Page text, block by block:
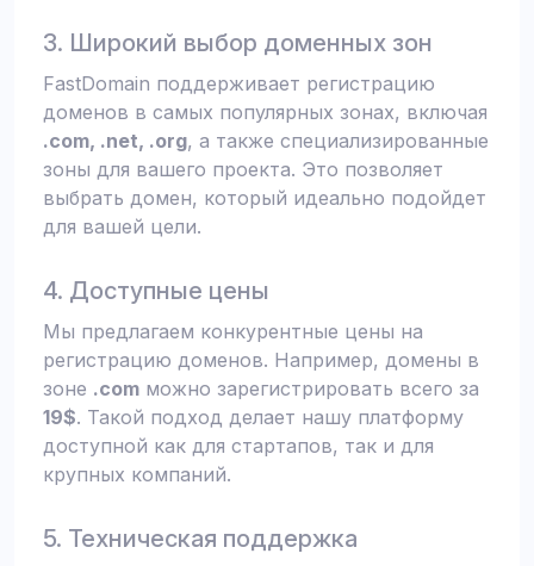
3. Широкий выбор доменных зон
FastDomain поддерживает регистрацию
доменов в самых популярных зонах, включая
.com, .net, .org, а также специализированные
зоны для вашего проекта. Это позволяет
выбрать домен, который идеально подойдет
для вашей цели.
4. Доступные цены
Мы предлагаем конкурентные цены на
регистрацию доменов. Например, домены в
зоне .com можно зарегистрировать всего за
19$. Такой подход делает нашу платформу
доступной как для стартапов, так и для
крупных компаний.
5. Техническая поддержка